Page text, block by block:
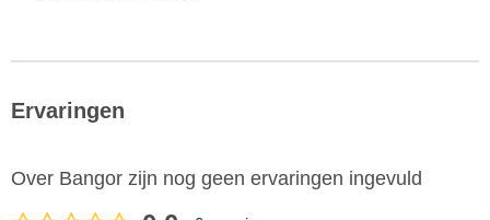
Ervaringen
Over Bangor zijn nog geen ervaringen ingevuld